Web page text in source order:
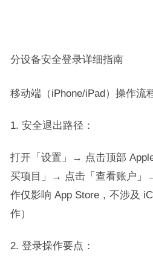
分设备安全登录详细指南​
移动端（iPhone/iPad）操作流
安全退出路径：​
打开「设置」→ 点击顶部
买项目」→ 点击「查看账户」
作仅影响 App Store，不涉及
作）​
登录操作要点：​